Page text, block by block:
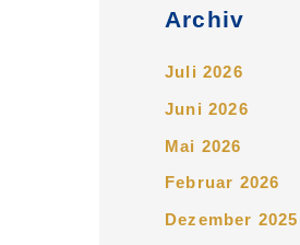
Archiv
Juli 2026
Juni 2026
Mai 2026
Februar 2026
Dezember 2025